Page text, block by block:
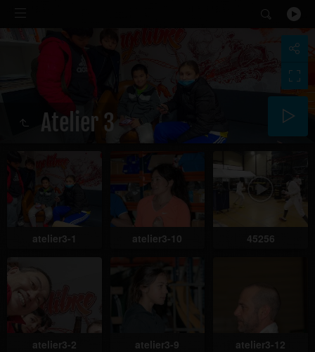
Atelier 3
atelier3-1 atelier3-10 45256
atelier3-2 atelier3-9 atelier3-12